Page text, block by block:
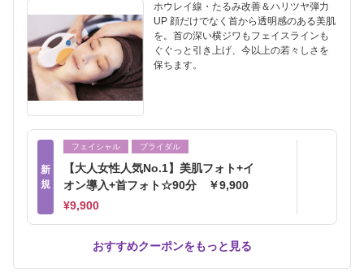
ホウレイ線・たるみ改善＆ハリツヤ弾力
UP 顔だけでなく首から透明感のある美肌
を。首の深い横ジワもフェイスラインも
ぐぐっと引き上げ、今以上の若々しさを
保ちます。
新
規
フェイシャル ブライダル
【大人女性人気No.1】美肌フォト+イ
オン導入+首フォト☆90分 ￥9,900
¥9,900
おすすめクーポンをもっと見る